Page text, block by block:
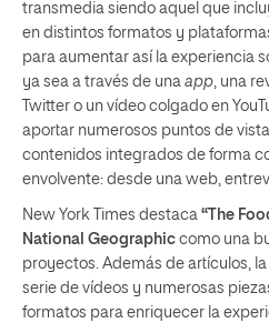
transmedia siendo aquel que
en distintos formatos y
para aumentar así la experiencia
ya sea a través de una app, una
Twitter o un vídeo colgado en
aportar numerosos puntos de
contenidos integrados de forma
envolvente: desde una web,
New York Times destaca “The
National Geographic como una
proyectos. Además de artículos,
serie de vídeos y numerosas
formatos para enriquecer la